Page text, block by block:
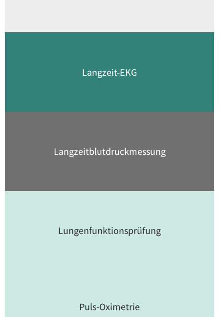
Langzeit-EKG
Langzeitblut­druckmessung
Lungen­funktions­prüfung
Puls-Oximetrie